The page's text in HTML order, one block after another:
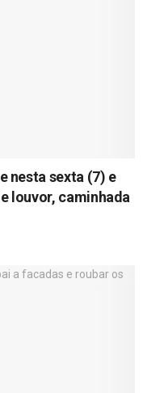
nesta sexta (7) e
louvor, caminhada